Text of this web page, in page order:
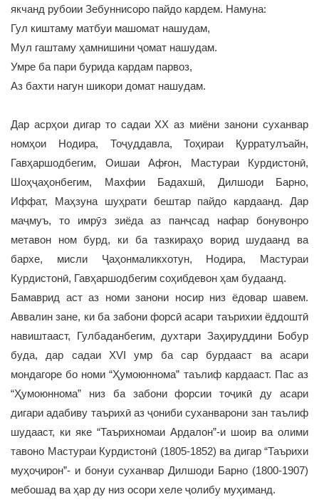
якчанд рубоии Зебуннисоро пайдо кардем. Намуна:
Гул киштаму матбуи машомат нашудам,
Мул гаштаму ҳамнишини ҷомат нашудам.
Умре ба пари бурида кардам парвоз,
Аз бахти нагун шикори домат нашудам.
Дар асрҳои дигар то садаи ХХ аз миёни занони суханвар
номҳои Нодира, Тоҷуддавла, Тоҳираи Қурратулъайн,
Гавҳаршодбегим, Оишаи Афғон, Мастураи Курдистонӣ,
Шоҳҷаҳонбегим, Махфии Бадахшӣ, Дилшоди Барно,
Иффат, Маҳзуна шуҳрати бештар пайдо кардаанд. Дар
маҷмуъ, то имрӯз зиёда аз панҷсад нафар бонувонро
метавон ном бурд, ки ба тазкираҳо ворид шудаанд ва
бархе, мисли Ҷаҳонмаликхотун, Нодира, Мастураи
Курдистонӣ, Гавҳаршодбегим соҳибдевон ҳам будаанд.
Бамаврид аст аз номи занони носир низ ёдовар шавем.
Аввалин зане, ки ба забони форсӣ асари таърихии ёддоштӣ
навиштааст, Гулбаданбегим, духтари Заҳируддини Бобур
буда, дар садаи XVI умр ба сар бурдааст ва асари
мондагоре бо номи “Ҳумоюннома” таълиф кардааст. Пас аз
“Ҳумоюннома” низ ба забони форсии тоҷикӣ ду асари
дигари адабиву таърихӣ аз ҷониби суханварони зан таълиф
шудааст, ки яке “Таърихномаи Ардалон”-и шоир ва олими
тавоно Мастураи Курдистонӣ (1805-1852) ва дигар “Таърихи
муҳоҷирон”- и бонуи суханвар Дилшоди Барно (1800-1907)
мебошад ва ҳар ду низ осори хеле ҷолибу муҳиманд.